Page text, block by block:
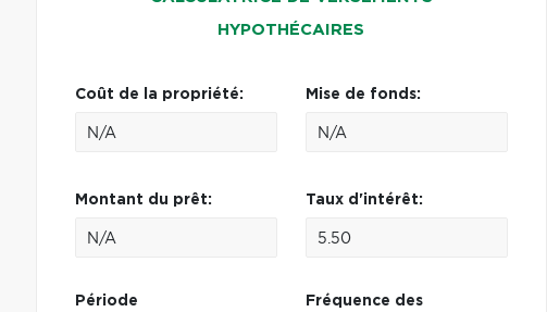
HYPOTHÉCAIRES
Coût de la propriété: Mise de fonds:
Montant du prêt: Taux d'intérêt:
Période
Fréquence des